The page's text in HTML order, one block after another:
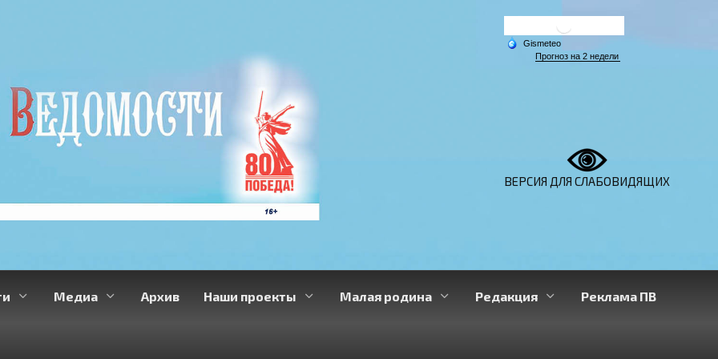
ВЕРСИЯ ДЛЯ СЛАБОВИДЯЩИХ
Медиа Архив Наши проекты Малая родина Редакция Реклама ПВ